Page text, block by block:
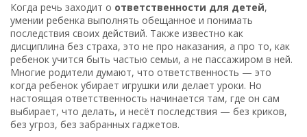
Когда речь заходит о ответственности для детей,
умении ребенка выполнять обещанное и понимать
последствия своих действий. Также известно как
дисциплина без страха, это не про наказания, а про то, как
ребенок учится быть частью семьи, а не пассажиром в ней.
Многие родители думают, что ответственность — это
когда ребенок убирает игрушки или делает уроки. Но
настоящая ответственность начинается там, где он сам
выбирает, что делать, и несёт последствия — без криков,
без угроз, без забранных гаджетов.